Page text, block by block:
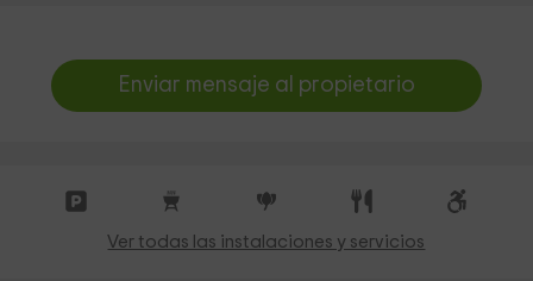
Enviar mensaje al propietario
Ver todas las instalaciones y servicios